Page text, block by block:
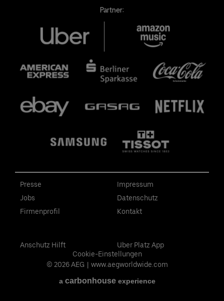
Partner:
Presse
Jobs
Firmenprofil
Impressum
Datenschutz
Kontakt
Anschutz Hilft
Uber Platz App
Cookie-Einstellungen
© 2026 AEG | www.aegworldwide.com
a carbon houseexperience